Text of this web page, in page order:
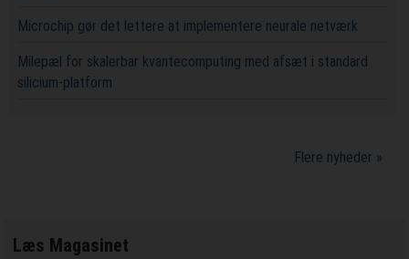
Microchip gør det lettere at implementere neurale netværk
Milepæl for skalerbar kvantecomputing med afsæt i standard
silicium-platform
Flere nyheder »
Læs Magasinet